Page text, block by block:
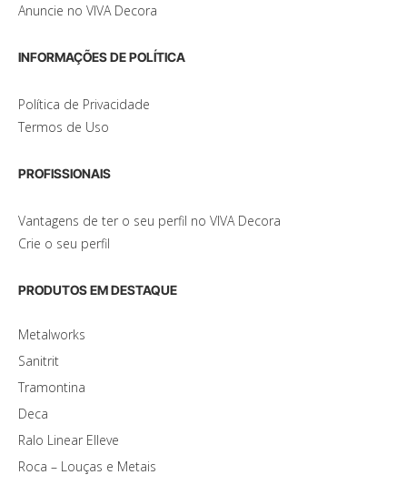
Anuncie no VIVA Decora
INFORMAÇÕES DE POLÍTICA
Política de Privacidade
Termos de Uso
PROFISSIONAIS
Vantagens de ter o seu perfil no VIVA Decora
Crie o seu perfil
PRODUTOS EM DESTAQUE
Metalworks
Sanitrit
Tramontina
Deca
Ralo Linear Elleve
Roca – Louças e Metais